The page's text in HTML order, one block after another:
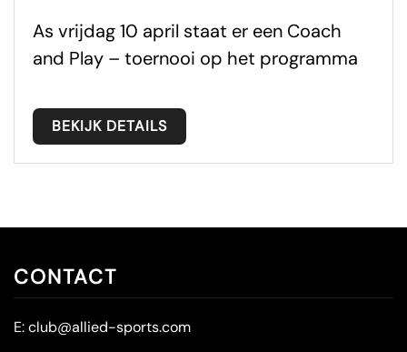
As vrijdag 10 april staat er een Coach
and Play – toernooi op het programma
BEKIJK DETAILS
CONTACT
E:club@allied-sports.com